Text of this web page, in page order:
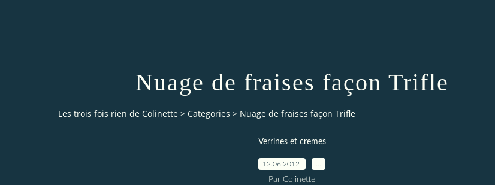
Nuage de fraises façon Trifle
Les trois fois rien de Colinette > Categories > Nuage de fraises façon Trifle
Verrines et cremes
12.06.2012
Par Colinette